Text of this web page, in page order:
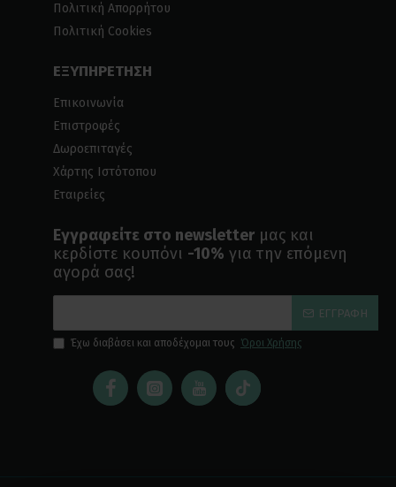
Πολιτική Απορρήτου
Πολιτική Cookies
ΕΞΥΠΗΡΕΤΗΣΗ
Επικοινωνία
Επιστροφές
Δωροεπιταγές
Χάρτης Ιστότοπου
Εταιρείες
Εγγραφείτε στο newsletter μας και
κερδίστε κουπόνι -10% για την επόμενη
αγορά σας!
ΕΓΓΡΑΦΉ
Έχω διαβάσει και αποδέχομαι τους Όροι Χρήσης